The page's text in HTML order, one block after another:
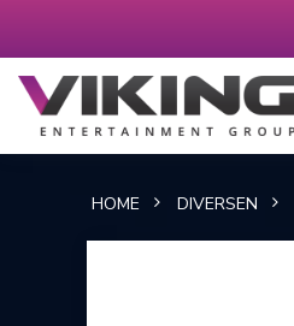
HOME DIVERSEN